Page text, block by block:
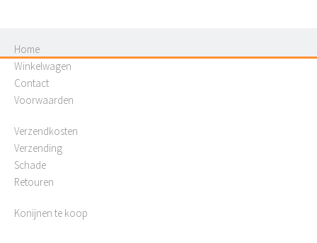
Home
Winkelwagen
Contact
Voorwaarden
Verzendkosten
Verzending
Schade
Retouren
Konijnen te koop